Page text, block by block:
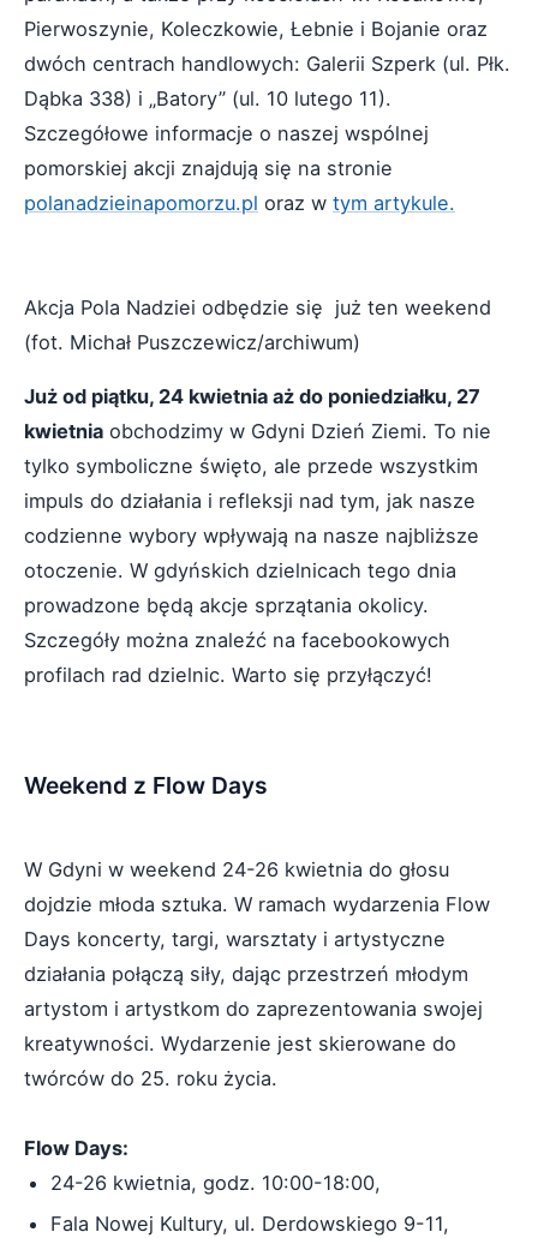
Pierwoszynie, Koleczkowie, Łebnie i Bojanie oraz
dwóch centrach handlowych: Galerii Szperk (ul. Płk.
Dąbka 338) i „Batory” (ul. 10 lutego 11).
Szczegółowe informacje o naszej wspólnej
pomorskiej akcji znajdują się na stronie
polanadzieinapomorzu.pl oraz w tym artykule.
Akcja Pola Nadziei odbędzie się już ten weekend
(fot. Michał Puszczewicz/archiwum)
Już od piątku, 24 kwietnia aż do poniedziałku, 27
kwietnia obchodzimy w Gdyni Dzień Ziemi. To nie
tylko symboliczne święto, ale przede wszystkim
impuls do działania i refleksji nad tym, jak nasze
codzienne wybory wpływają na nasze najbliższe
otoczenie. W gdyńskich dzielnicach tego dnia
prowadzone będą akcje sprzątania okolicy.
Szczegóły można znaleźć na facebookowych
profilach rad dzielnic. Warto się przyłączyć!
Weekend z Flow Days
W Gdyni w weekend 24-26 kwietnia do głosu
dojdzie młoda sztuka. W ramach wydarzenia Flow
Days koncerty, targi, warsztaty i artystyczne
działania połączą siły, dając przestrzeń młodym
artystom i artystkom do zaprezentowania swojej
kreatywności. Wydarzenie jest skierowane do
twórców do 25. roku życia.
Flow Days:
24-26 kwietnia, godz. 10:00-18:00,
Fala Nowej Kultury, ul. Derdowskiego 9-11,